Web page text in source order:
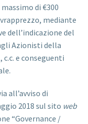
di €300
mediante
dell’indicazione del
Azionisti della
c.c. e conseguenti
all’avviso di
2018 sul sito web
“Governance /